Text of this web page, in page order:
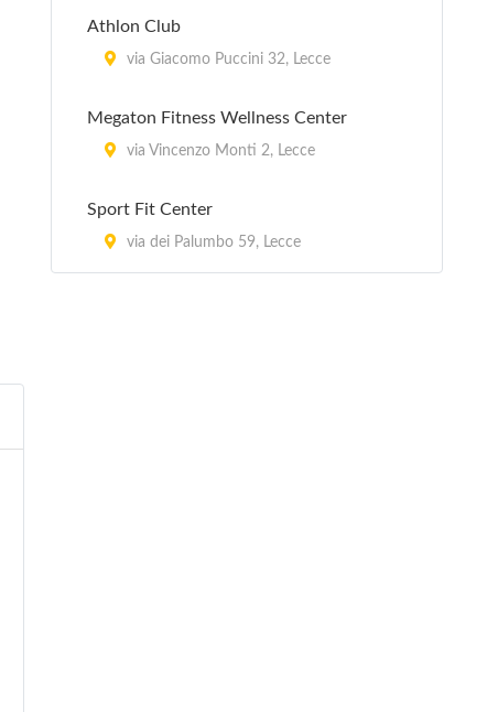
Athlon Club
via Giacomo Puccini 32, Lecce
Megaton Fitness Wellness Center
via Vincenzo Monti 2, Lecce
Sport Fit Center
via dei Palumbo 59, Lecce